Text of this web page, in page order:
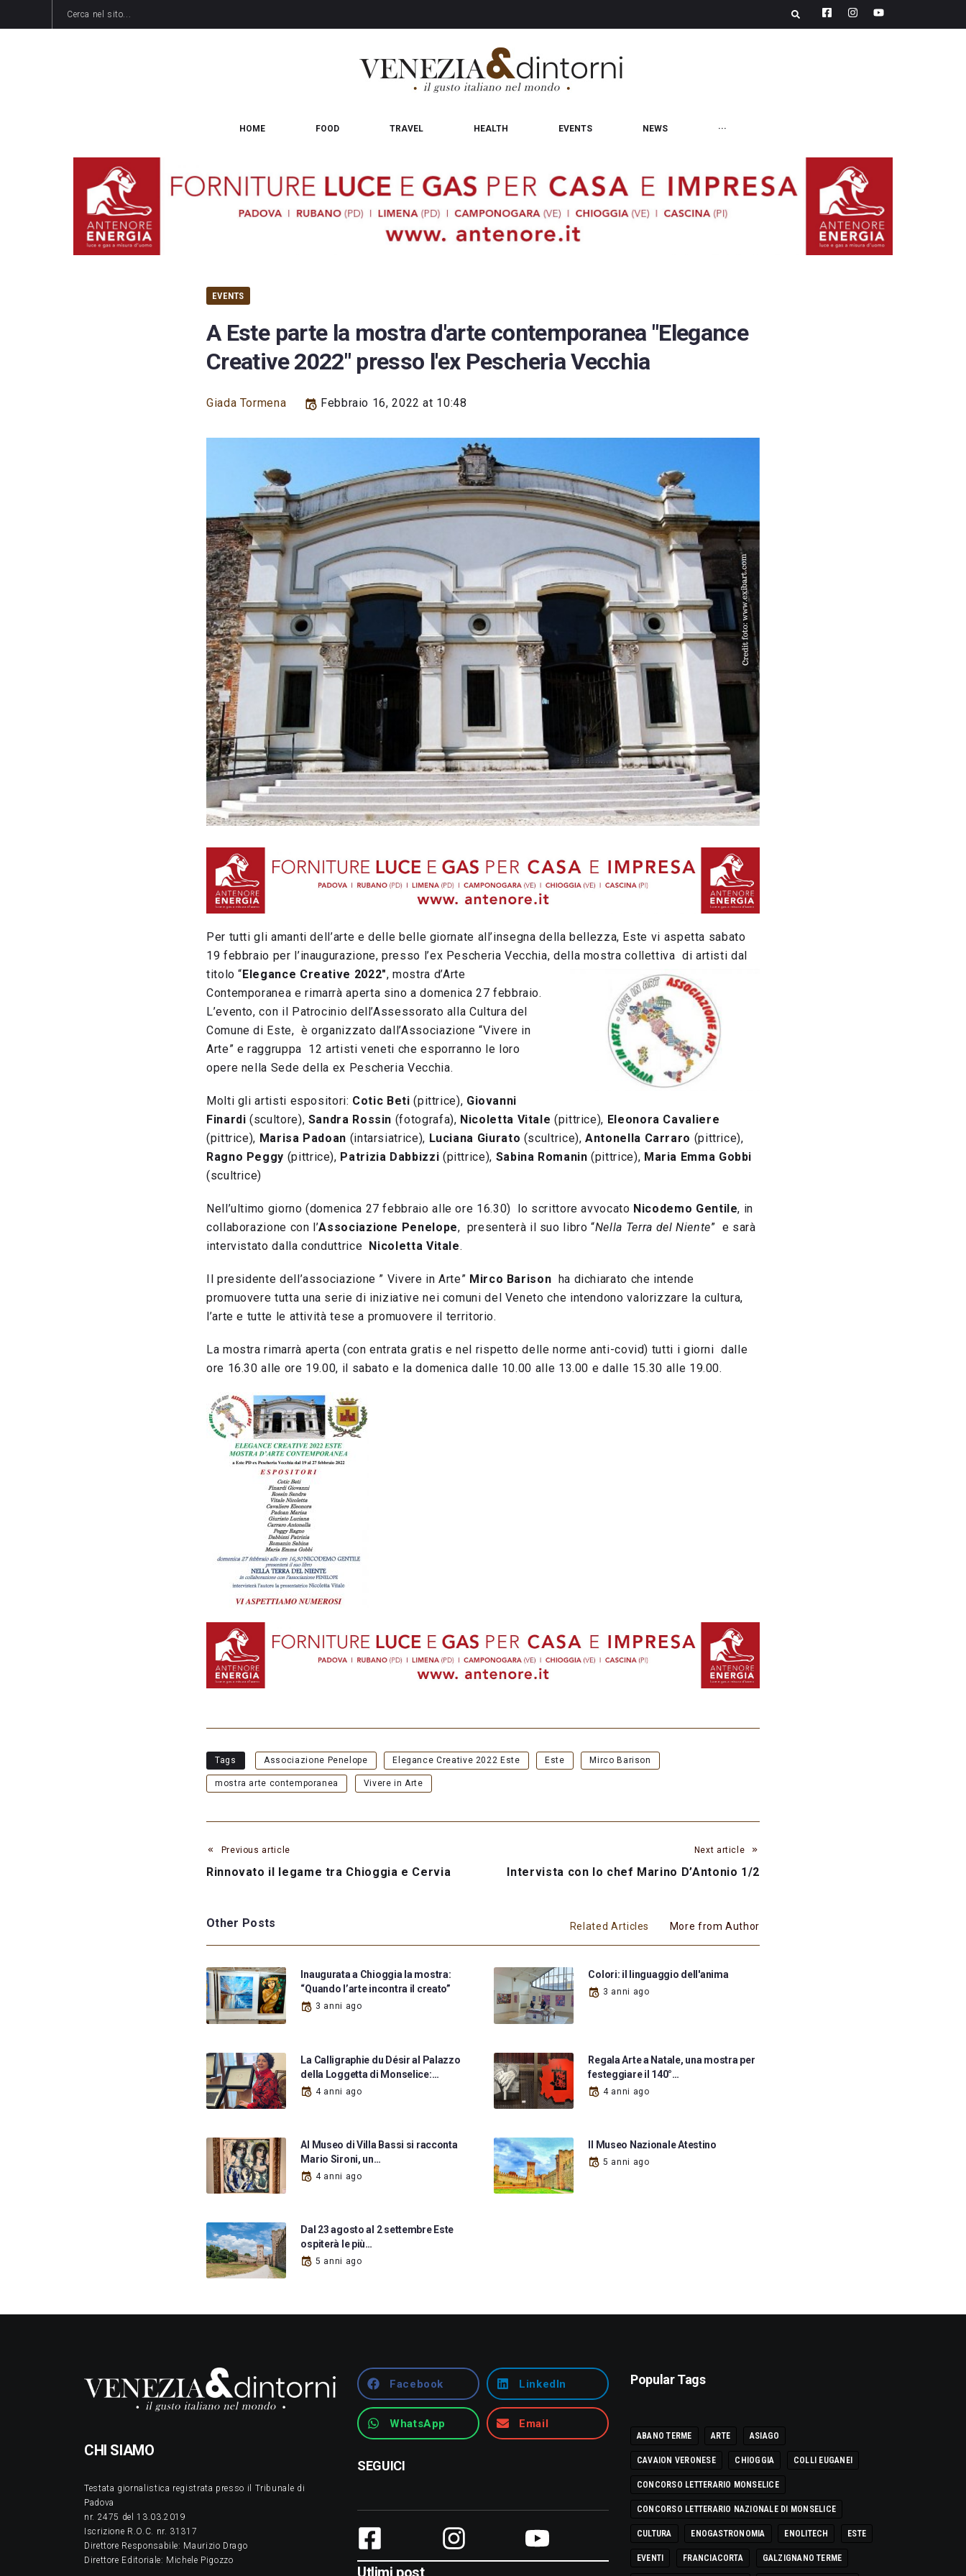
HOME FOOD TRAVEL HEALTH EVENTS NEWS ···
EVENTS
A Este parte la mostra d'arte contemporanea "Elegance
Creative 2022" presso l'ex Pescheria Vecchia
Giada Tormena Febbraio 16, 2022 at 10:48
Per tutti gli amanti dell’arte e delle belle giornate all’insegna della bellezza, Este vi aspetta sabato
19 febbraio per l’inaugurazione, presso l’ex Pescheria Vecchia, della mostra collettiva di artisti dal
titolo “ Elegance Creative 2022″, mostra d’Arte
Contemporanea e rimarrà aperta sino a domenica 27 febbraio.
L’evento, con il Patrocinio dell’Assessorato alla Cultura del
Comune di Este, è organizzato dall’Associazione “Vivere in
Arte” e raggruppa 12 artisti veneti che esporranno le loro
opere nella Sede della ex Pescheria Vecchia.
Molti gli artisti espositori: Cotic Beti (pittrice), Giovanni
Finardi (scultore), Sandra Rossin (fotografa), Nicoletta Vitale (pittrice), Eleonora Cavaliere
(pittrice), Marisa Padoan (intarsiatrice), Luciana Giurato (scultrice),Antonella Carraro (pittrice),
Ragno Peggy (pittrice), Patrizia Dabbizzi (pittrice), Sabina Romanin (pittrice), Maria Emma Gobbi
(scultrice)
Nell’ultimo giorno (domenica 27 febbraio alle ore 16.30) lo scrittore avvocato Nicodemo Gentile, in
collaborazione con l’Associazione Penelope, presenterà il suo libro “Nella Terra del Niente” e sarà
intervistato dalla conduttrice
Nicoletta Vitale.
Il presidente dell’associazione ” Vivere in Arte” Mirco Barison ha dichiarato che intende
promuovere tutta una serie di iniziative nei comuni del Veneto che intendono valorizzare la cultura,
l’arte e tutte le attività tese a promuovere il territorio.
La mostra rimarrà aperta (con entrata gratis e nel rispetto delle norme anti-covid) tutti i giorni dalle
ore 16.30 alle ore 19.00, il sabato e la domenica dalle 10.00 alle 13.00 e dalle 15.30 alle 19.00.
Tags Associazione Penelope Elegance Creative 2022 Este Este Mirco Barison
mostra arte contemporanea Vivere in Arte
Previous article
Rinnovato il legame tra Chioggia e Cervia
Next article
Intervista con lo chef Marino D’Antonio 1/2
Other Posts Related Articles More from Author
Inaugurata a Chioggia la mostra:
“Quando l’arte incontra il creato”
3 anni ago
Colori: il linguaggio dell'anima
3 anni ago
La Calligraphie du Désir al Palazzo
della Loggetta di Monselice:…
4 anni ago
Regala Arte a Natale, una mostra per
festeggiare il 140°…
4 anni ago
Al Museo di Villa Bassi si racconta
Mario Sironi, un…
4 anni ago
Il Museo Nazionale Atestino
5 anni ago
Dal 23 agosto al 2 settembre Este
ospiterà le più…
5 anni ago
CHI SIAMO
Testata giornalistica registrata presso il Tribunale di
Padova
nr. 2475 del 13.03.2019
Iscrizione R.O.C. nr. 31317
Direttore Responsabile: Maurizio Drago
Direttore Editoriale: Michele Pigozzo
Facebook LinkedIn
WhatsApp Email
SEGUICI
Popular Tags
ABANO TERME ARTE ASIAGO
CAVAION VERONESE CHIOGGIA COLLI EUGANEI
CONCORSO LETTERARIO MONSELICE
CONCORSO LETTERARIO NAZIONALE DI MONSELICE
CULTURA ENOGASTRONOMIA ENOLITECH ESTE
EVENTI FRANCIACORTA GALZIGNANO TERME